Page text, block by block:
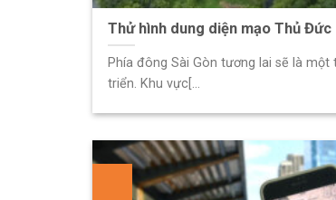
Thử hình dung diện mạo Thủ Đức
Phía đông Sài Gòn tương lai sẽ là một
triển. Khu vực[...